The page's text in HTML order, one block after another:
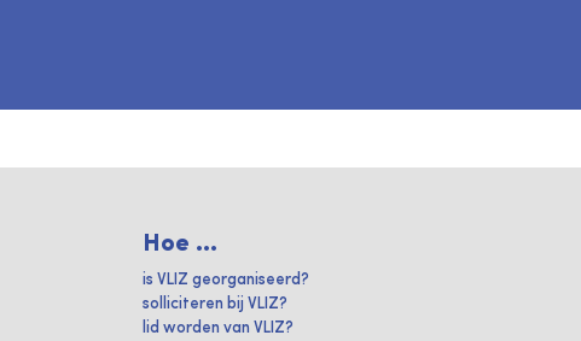
Hoe ...
is VLIZ georganiseerd?
solliciteren bij VLIZ?
lid worden van VLIZ?